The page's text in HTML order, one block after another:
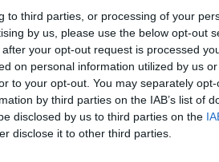
to third parties, or processing of your
by us, please use the below opt-out
your opt-out request is processed
on personal information utilized by us
to your opt-out. You may separately
by third parties on the IAB’s list of
disclosed by us to third parties on the
disclose it to other third parties.
penki asmenys
Žinios | Kriminalai
Pareigūnai užkirto kelią
tinklui: klaipėdiečiai įkliuvo su
tūkst. eurų vertės kvaišalais